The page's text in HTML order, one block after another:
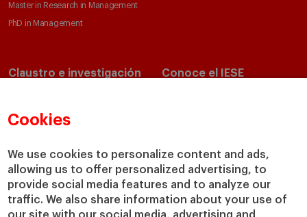
Cookies
We use cookies to personalize content and ads,
allowing us to offer personalized advertising, to
provide social media features and to analyze our
traffic. We also share information about your use of
Master in Research in Management
PhD in Management
Claustro e investigación
Departamentos académicos
Cátedras
IESE Insight
IESE Publishing
Conoce el IESE
Nuestro impacto
Colabora con el IESE
Servicios